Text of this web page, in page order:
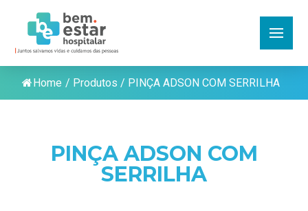
Home / Produtos / PINÇA ADSON COM SERRILHA
PINÇA ADSON COM
SERRILHA